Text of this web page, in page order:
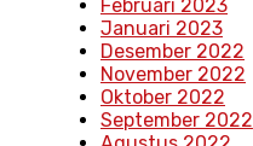
Februari 2023
Januari 2023
Desember 2022
November 2022
Oktober 2022
September 2022